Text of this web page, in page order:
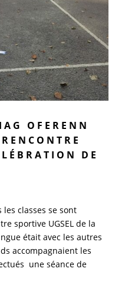
OFERENN
DE
classes se sont
sportive UGSEL de la
était avec les autres
accompagnaient les
une séance de